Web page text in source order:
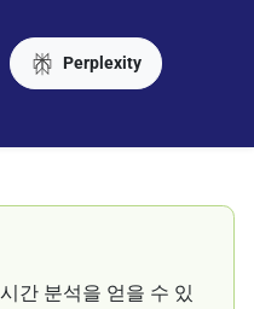
Perplexity
간 분석을 얻을 수 있